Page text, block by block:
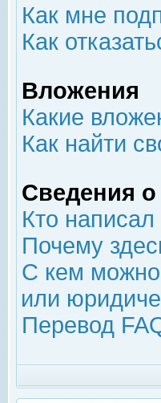
Как мне
Как
Вложения
Какие
Как найти
Сведения
Кто
Почему
С кем можно
или
Перевод